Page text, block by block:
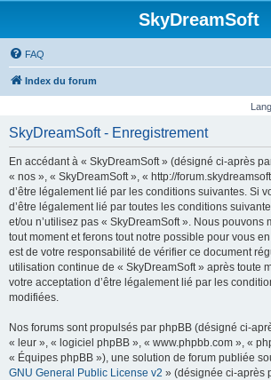
SkyDreamSoft
FAQ
Index du forum
SkyDreamSoft - Enregistrement
En accédant à « SkyDreamSoft » (désigné ci-après
« nos », « SkyDreamSoft », « http://
d’être légalement lié par les conditions suivantes. Si
d’être légalement lié par toutes les conditions
et/ou n’utilisez pas « SkyDreamSoft ». Nous pouvons
tout moment et ferons tout notre possible pour vous
est de votre responsabilité de vérifier ce document
utilisation continue de « SkyDreamSoft » après toute
votre acceptation d’être légalement lié par les
modifiées.
Nos forums sont propulsés par phpBB (désigné ci-
« leur », « logiciel phpBB », « www.phpbb.com », «
« Équipes phpBB »), une solution de forum publiée
GNU General Public License v2 » (désignée ci-après